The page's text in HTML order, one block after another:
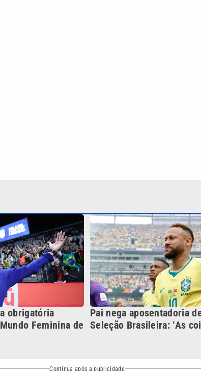
Continua após a publicidade
Esportes Mundo
Política Variedades